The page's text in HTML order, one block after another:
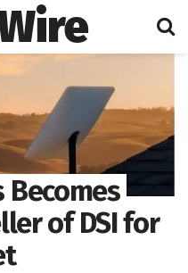
Becomes
of DSI for